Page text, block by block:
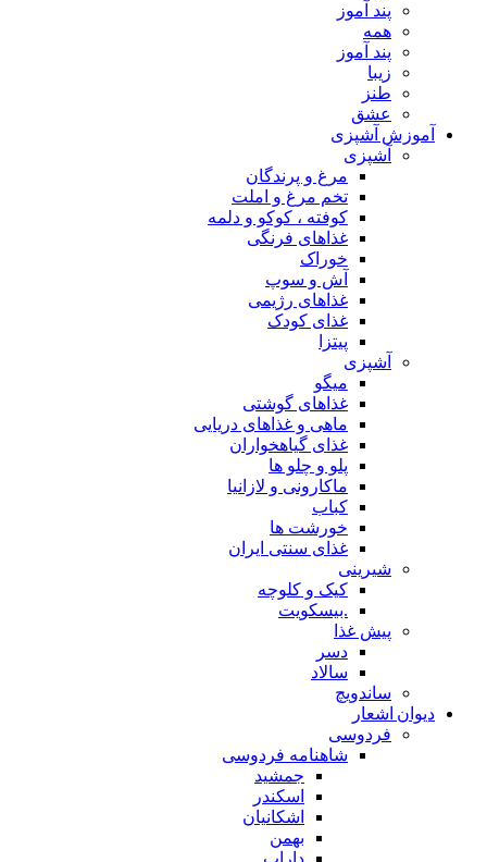
پند آموز
همه
پند آموز
زیبا
طنز
عشق
آموزش آشپزی
آشپزی
مرغ و پرندگان
تخم مرغ و املت
کوفته ، کوکو و دلمه
غذاهای فرنگی
خوراک
آش و سوپ
غذاهای رژیمی
غذای کودک
پیتزا
آشپزی
میگو
غذاهای گوشتی
ماهی و غذاهای دریایی
غذای گیاهخواران
پلو و چلو ها
ماکارونی و لازانیا
کباب
خورشت ها
غذای سنتی ایران
شیرینی
کیک و کلوچه
.بیسکویت
پیش غذا
دسر
سالاد
ساندویچ
دیوان اشعار
فردوسی
شاهنامه فردوسی
جمشید
اسکندر
اشکانیان
بهمن
داراب